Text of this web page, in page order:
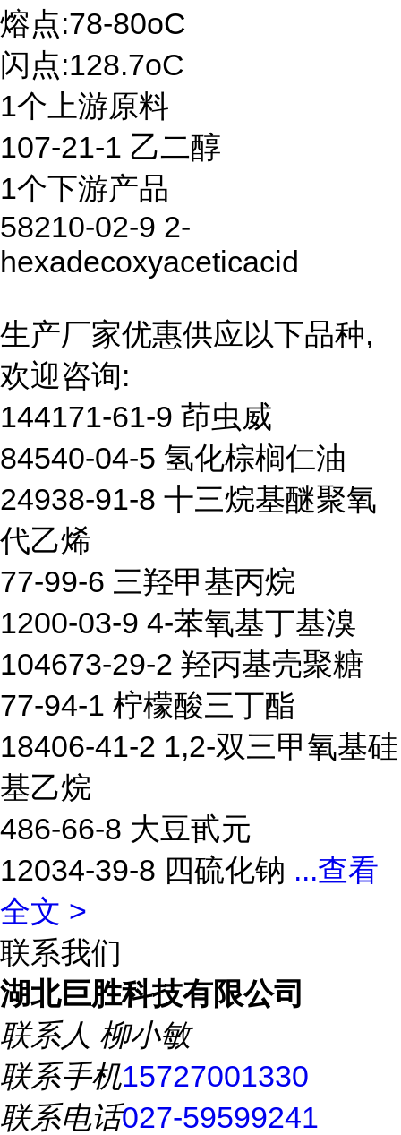
熔点:78-80oC
闪点:128.7oC
1个上游原料
107-21-1 乙二醇
1个下游产品
58210-02-9 2-
hexadecoxyaceticacid
生产厂家优惠供应以下品种,
欢迎咨询:
144171-61-9 茚虫威
84540-04-5 氢化棕榈仁油
24938-91-8 十三烷基醚聚氧
代乙烯
77-99-6 三羟甲基丙烷
1200-03-9 4-苯氧基丁基溴
104673-29-2 羟丙基壳聚糖
77-94-1 柠檬酸三丁酯
18406-41-2 1,2-双三甲氧基硅
基乙烷
486-66-8 大豆甙元
12034-39-8 四硫化钠 ...查看
全文 >
联系我们
湖北巨胜科技有限公司
联系人 柳小敏
联系手机15727001330
联系电话027-59599241